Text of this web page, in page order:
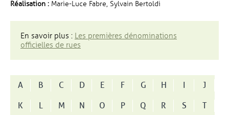
Réalisation : Marie-Luce Fabre, Sylvain Bertoldi
En savoir plus : Les premières dénominations
officielles de rues
A B C D E F G H I
J
K
L M N O P Q R S
T